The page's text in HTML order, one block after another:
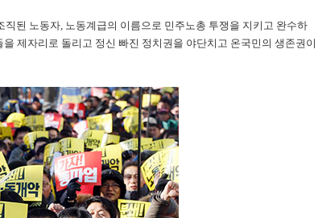
된 노동자, 노동계급의 이름으로 민주노총 투쟁을 지키고 완수하
제자리로 돌리고 정신 빠진 정치권을 야단치고 온국민의 생존권이